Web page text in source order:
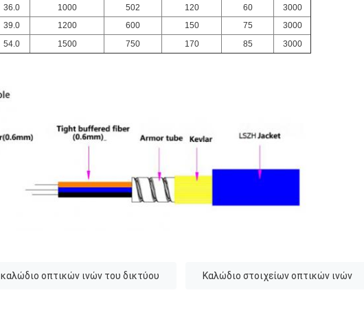
36.0 1000 502 120 60
3000
39.0 1200 600 150 75
3000
54.0 1500 750 170 85 3000
καλώδιο οπτικών ινών του δικτύου Καλώδιο στοιχείων οπτικών ινών